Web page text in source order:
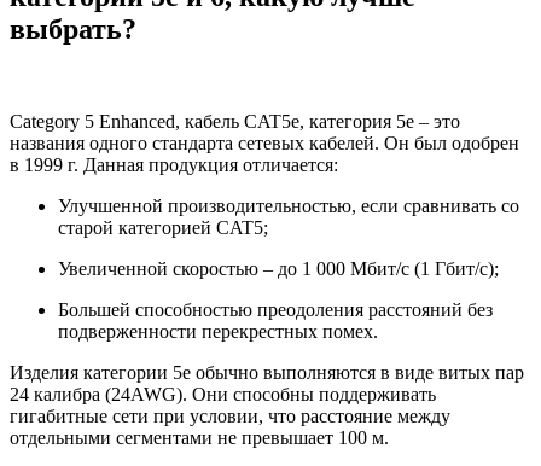
выбрать?
Category 5 Enhanced, кабель CAT5e, категория 5е – это
названия одного стандарта сетевых кабелей. Он был одобрен
в 1999 г. Данная продукция отличается:
Улучшенной производительностью, если сравнивать со
старой категорией CAT5;
Увеличенной скоростью – до 1 000 Мбит/с (1 Гбит/с);
Большей способностью преодоления расстояний без
подверженности перекрестных помех.
Изделия категории 5е обычно выполняются в виде витых пар
24 калибра (24AWG). Они способны поддерживать
гигабитные сети при условии, что расстояние между
отдельными сегментами не превышает 100 м.